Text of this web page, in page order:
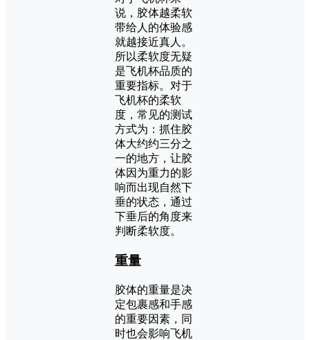
说，胶体越柔软
带给人的体验感
就越接近真人。
所以柔软度无疑
是飞机杯品质的
重要指标。对于
飞机杯的柔软
度，常见的测试
方式为：抓住胶
体大约约三分之
一的地方，让胶
体因为重力的影
响而出现自然下
垂的状态，通过
下垂后的角度来
判断柔软度。
重量
胶体的重量是决
定包裹感和手感
的重要因素，同
时也会影响飞机